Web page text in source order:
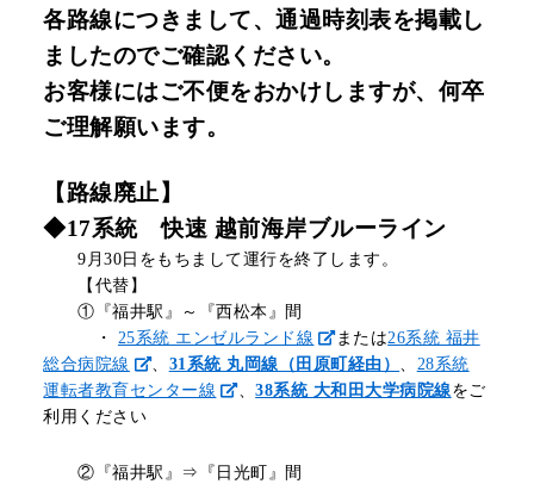
リアルタイムバス位置＆時刻表
検索
京福バスナビ
10種類のICカードが利用可能
交通系ICカード
路線検索
ジョルダン
各路線につきまして、通過時刻表を掲載し
ましたのでご確認ください。
お客様にはご不便をおかけしますが、何卒
ご理解願います。
【路線廃止】
◆17系統 快速 越前海岸ブルーライン
9月30日をもちまして運行を終了します。
【代替】
①『福井駅』～『西松本』間
・ 25系統 エンゼルランド線 または26系統 福井
総合病院線
、 31系統 丸岡線（田原町経由）
28系統
運転者教育センター線
、38系統 大和田大学病院線をご
利用ください
②『福井駅』⇒『日光町』間